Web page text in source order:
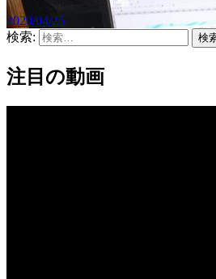
2020/04/25
検索:
注目の動画